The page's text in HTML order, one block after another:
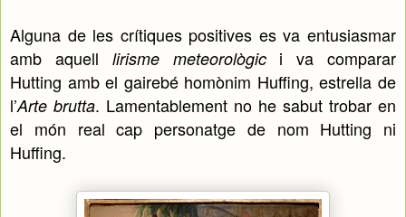
Alguna de les crítiques positives es va entusiasmar
amb aquell lirisme meteorològici va comparar
Hutting amb el gairebé homònim Huffing, estrella de
l’Arte brutta. Lamentablement no he sabut trobar en
el món real cap personatge de nom Hutting ni
Huffing.